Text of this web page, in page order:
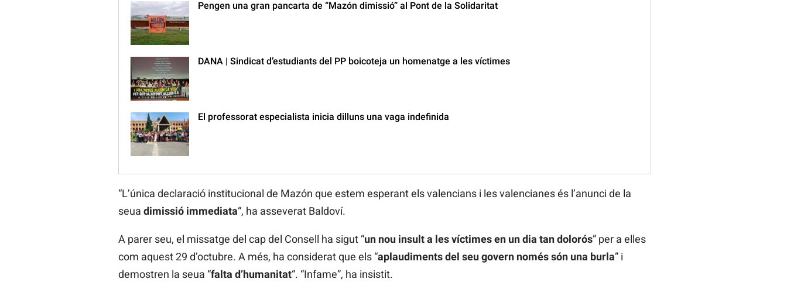
Pengen una gran pancarta de “Mazón dimissió” al Pont de la Solidaritat
DANA | Sindicat d’estudiants del PP boicoteja un homenatge a les víctimes
El professorat especialista inicia dilluns una vaga indefinida
“L’única declaració institucional de Mazón que estem esperant els valencians i les valencianes és l’anunci de la
seua dimissió immediata“, ha asseverat Baldoví.
A parer seu, el missatge del cap del Consell ha sigut “un nou insult a les víctimes en un dia tan dolorós” per a elles
com aquest 29 d’octubre. A més, ha considerat que els “aplaudiments del seu govern només són una burla” i
demostren la seua “falta d’humanitat“. “Infame”, ha insistit.